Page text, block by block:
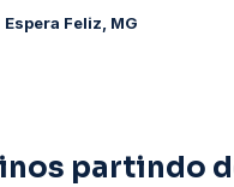
Espera Feliz, MG
partindo